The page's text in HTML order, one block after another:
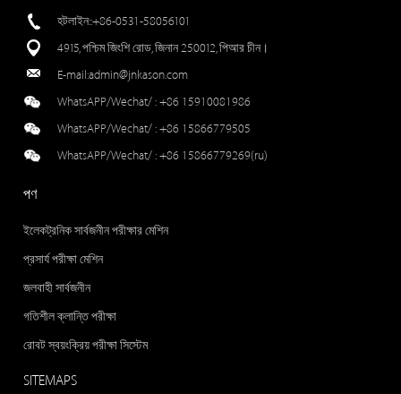
হটলাইন::+86-0531-58056101
4915, পশ্চিম জিংশি রোড, জিনান 250012, পিআর চীন।
E-mail:admin@jnkason.com
WhatsAPP/Wechat/ :+86 15910081986
WhatsAPP/Wechat/ :+86 15866779505
WhatsAPP/Wechat/ :+86 15866779269(ru)
পণ
ইলেকট্রনিক সার্বজনীন পরীক্ষার মেশিন
প্রসার্য পরীক্ষা মেশিন
জলবাহী সার্বজনীন
গতিশীল ক্লান্তি পরীক্ষা
রোবট স্বয়ংক্রিয় পরীক্ষা সিস্টেম
SITEMAPS